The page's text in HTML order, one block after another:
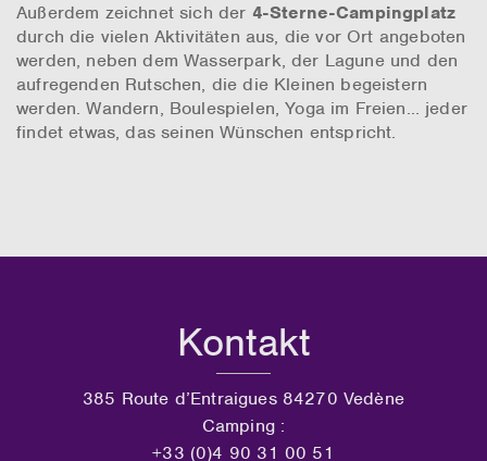
Außerdem zeichnet sich der 4-Sterne-Campingplatz
durch die vielen Aktivitäten aus, die vor Ort angeboten
werden, neben dem Wasserpark, der Lagune und den
aufregenden Rutschen, die die Kleinen begeistern
werden. Wandern, Boulespielen, Yoga im Freien… jeder
findet etwas, das seinen Wünschen entspricht.
Kontakt
385 Route d’Entraigues 84270 Vedène
Camping :
+33 (0)4 90 31 00 51